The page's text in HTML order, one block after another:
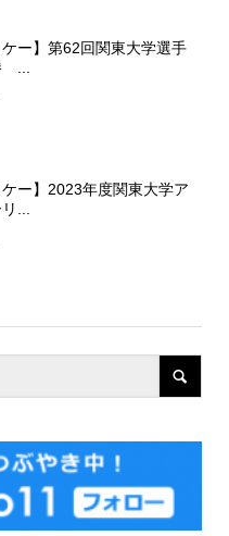
ケー】第62回関東大学選手
...
ケー】2023年度関東大学ア
...